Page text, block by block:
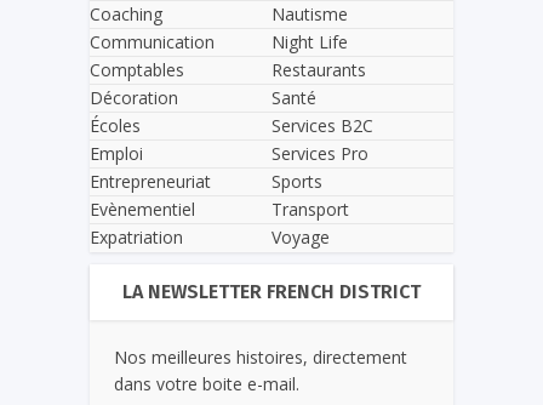
Coaching
Communication
Comptables
Décoration
Écoles
Emploi
Entrepreneuriat
Evènementiel
Expatriation
Nautisme
Night Life
Restaurants
Santé
Services B2C
Services Pro
Sports
Transport
Voyage
LA NEWSLETTER FRENCH DISTRICT
Nos meilleures histoires, directement
dans votre boite e-mail.